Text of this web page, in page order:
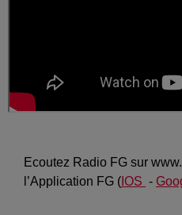
Ecoutez Radio FG sur
l’Application FG ( IOS -